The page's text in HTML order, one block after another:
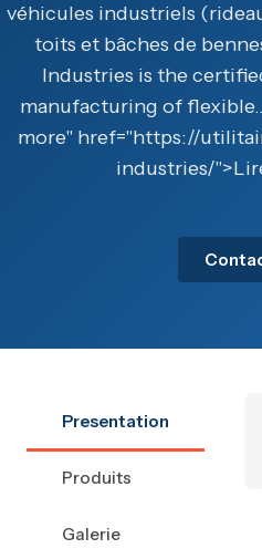
véhicules industriels
toits et bâches de
Industries is the
manufacturing of
more" href="https://
industries/
Presentation
Produits
Galerie